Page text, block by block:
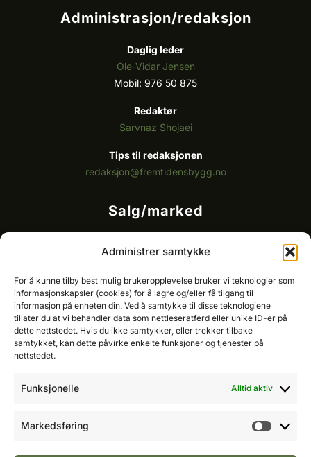
Administrer samtykke
For å kunne tilby best mulig brukeropplevelse bruker vi teknologier som
informasjonskapsler (cookies) for å lagre og/eller få tilgang til
informasjon på enheten din. Ved å samtykke til disse teknologiene
tillater du at vi behandler data som nettleseratferd eller unike ID-er på
dette nettstedet. Hvis du ikke samtykker, eller trekker tilbake
samtykket, kan dette påvirke enkelte funksjoner og tjenester på
nettstedet.
Funksjonelle Alltid aktiv
Markedsføring
Administrasjon/redaksjon
Daglig leder
Ole-Vidar Jensen
Mobil: 976 50 875
Redaktør
Sarvnaz Shojaei
Tips til redaksjonen
redaksjon@fremtidensbygg.no
Salg/marked
Ole-Vidar Jensen
Mobil: 976 50 875
E-post:ole@fremtidensbygg.no
Key account manager
Cristian Fatah